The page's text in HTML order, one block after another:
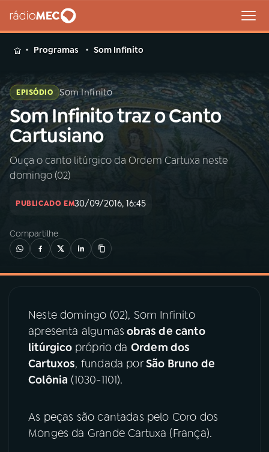
MENU
Buscar
na
Rádio
MEC
Início
02A RÁDIO
04PROGRAMAS
05PODCASTS
06VIDEOCASTS
Programas Som Infinito
EPISÓDIO Som Infinito
Som Infinito traz o Canto
Cartusiano
Ouça o canto litúrgico da Ordem Cartuxa neste
domingo (02)
PUBLICADO EM30/09/2016, 16:45
Compartilhe
Neste domingo (02), Som Infinito
apresenta algumas obras de canto
litúrgico próprio da Ordem dos
Cartuxos, fundada porSão Bruno de
Colônia (1030-1101).
As peças são cantadas pelo Coro dos
Monges da Grande Cartuxa (França).